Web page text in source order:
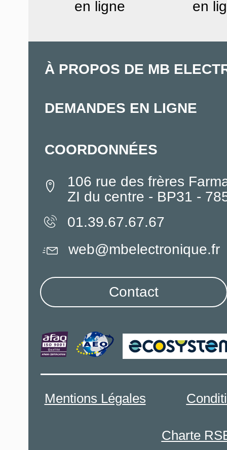
en ligne
en
À PROPOS DE MB
DEMANDES EN LIGNE
COORDONNÉES
106 rue des frères
ZI du centre - BP31 -
01.39.67.67.67
Mentions Légales
Charte
web@mbelectronique.fr
Contact